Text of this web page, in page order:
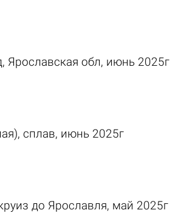
Ярославская обл, июнь 2025г
сплав, июнь 2025г
до Ярославля, май 2025г